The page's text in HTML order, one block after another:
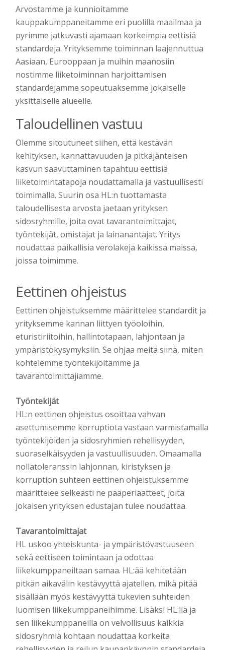
Arvostamme ja kunnioitamme
kauppakumppaneitamme eri puolilla maailmaa ja
pyrimme jatkuvasti ajamaan korkeimpia eettisiä
standardeja. Yrityksemme toiminnan laajennuttua
Aasiaan, Eurooppaan ja muihin maanosiin
nostimme liiketoiminnan harjoittamisen
standardejamme sopeutuaksemme jokaiselle
yksittäiselle alueelle.
Taloudellinen vastuu
Olemme sitoutuneet siihen, että kestävän
kehityksen, kannattavuuden ja pitkäjänteisen
kasvun saavuttaminen tapahtuu eettisiä
liiketoimintatapoja noudattamalla ja vastuullisesti
toimimalla. Suurin osa HL:n tuottamasta
taloudellisesta arvosta jaetaan yrityksen
sidosryhmille, joita ovat tavarantoimittajat,
työntekijät, omistajat ja lainanantajat. Yritys
noudattaa paikallisia verolakeja kaikissa maissa,
joissa toimimme.
Eettinen ohjeistus
Eettinen ohjeistuksemme määrittelee standardit ja
yrityksemme kannan liittyen työoloihin,
eturistiriitoihin, hallintotapaan, lahjontaan ja
ympäristökysymyksiin. Se ohjaa meitä siinä, miten
kohtelemme työntekijöitämme ja
tavarantoimittajiamme.
Työntekijät
HL:n eettinen ohjeistus osoittaa vahvan
asettumisemme korruptiota vastaan varmistamalla
työntekijöiden ja sidosryhmien rehellisyyden,
suoraselkäisyyden ja vastuullisuuden. Omaamalla
nollatoleranssin lahjonnan, kiristyksen ja
korruption suhteen eettinen ohjeistuksemme
määrittelee selkeästi ne pääperiaatteet, joita
jokaisen yrityksen edustajan tulee noudattaa.
Tavarantoimittajat
HL uskoo yhteiskunta- ja ympäristövastuuseen
sekä eettiseen toimintaan ja odottaa
liikekumppaneiltaan samaa. HL:ää kehitetään
pitkän aikavälin kestävyyttä ajatellen, mikä pitää
sisällään myös kestävyyttä tukevien suhteiden
luomisen liikekumppaneihimme. Lisäksi HL:llä ja
sen liikekumppaneilla on velvollisuus kaikkia
sidosryhmiä kohtaan noudattaa korkeita